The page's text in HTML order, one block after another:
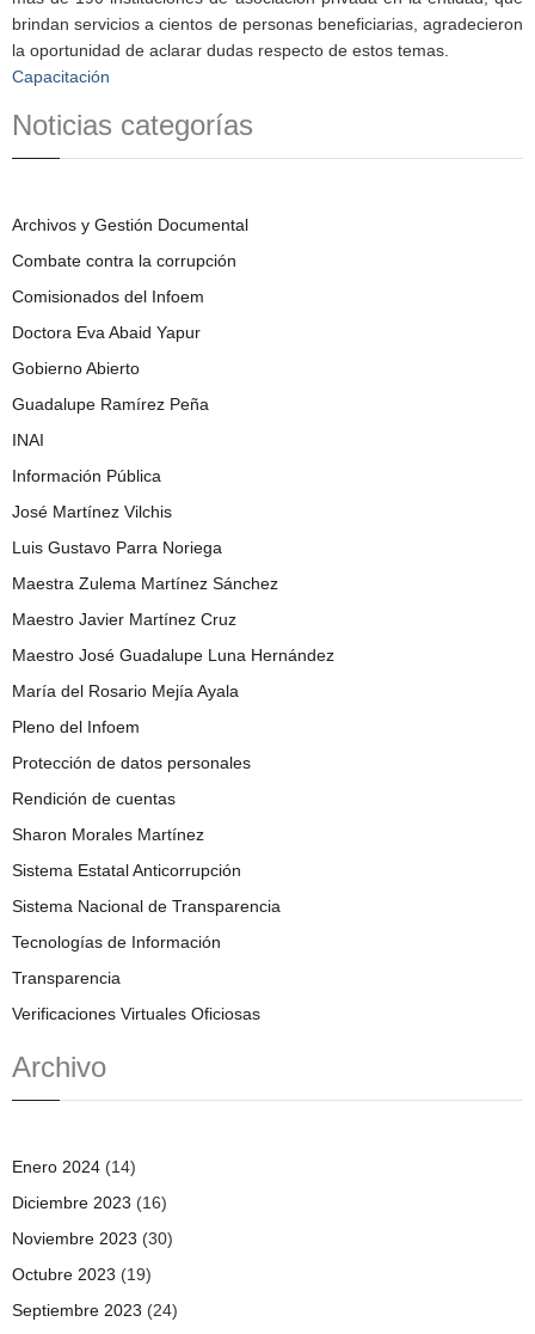
brindan servicios a cientos de personas beneficiarias, agradecieron
la oportunidad de aclarar dudas respecto de estos temas.
Capacitación
Noticias categorías
Archivos y Gestión Documental
Combate contra la corrupción
Comisionados del Infoem
Doctora Eva Abaid Yapur
Gobierno Abierto
Guadalupe Ramírez Peña
INAI
Información Pública
José Martínez Vilchis
Luis Gustavo Parra Noriega
Maestra Zulema Martínez Sánchez
Maestro Javier Martínez Cruz
Maestro José Guadalupe Luna Hernández
María del Rosario Mejía Ayala
Pleno del Infoem
Protección de datos personales
Rendición de cuentas
Sharon Morales Martínez
Sistema Estatal Anticorrupción
Sistema Nacional de Transparencia
Tecnologías de Información
Transparencia
Verificaciones Virtuales Oficiosas
Archivo
Enero 2024 (14)
Diciembre 2023 (16)
Noviembre 2023 (30)
Octubre 2023 (19)
Septiembre 2023 (24)